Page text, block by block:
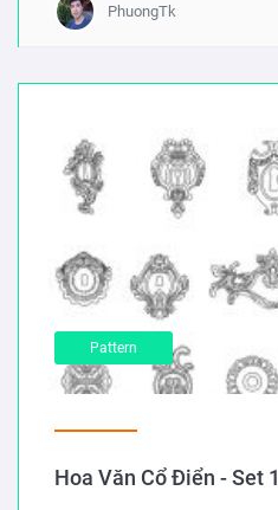
PhuongTk
Pattern
Hoa Văn Cổ Điển - Set 1